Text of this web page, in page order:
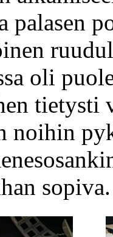
palasen
oli
tietysti
noihin
sopiva.